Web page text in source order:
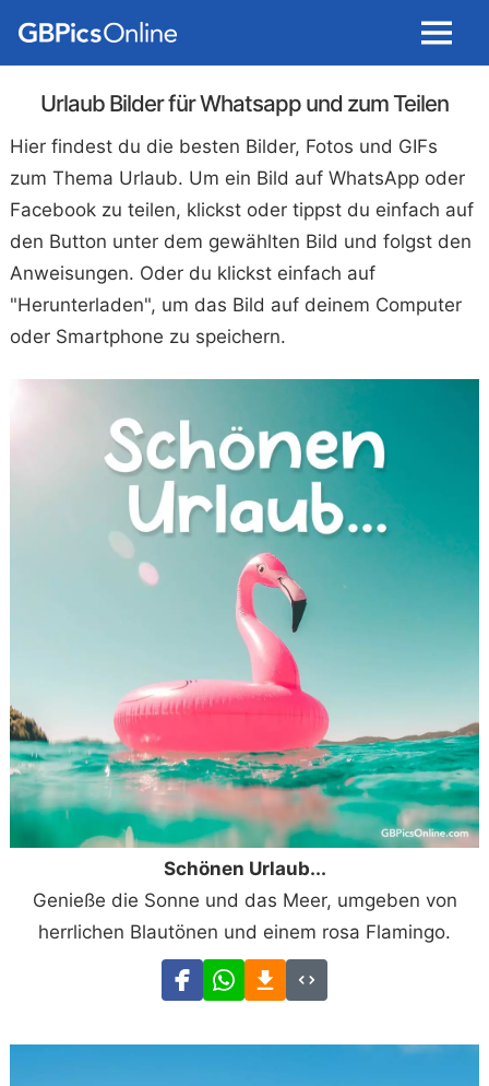
Menu
Urlaub Bilder für Whatsapp und zum Teilen
Hier findest du die besten Bilder, Fotos und GIFs
zum Thema Urlaub. Um ein Bild auf WhatsApp oder
Facebook zu teilen, klickst oder tippst du einfach auf
den Button unter dem gewählten Bild und folgst den
Anweisungen. Oder du klickst einfach auf
"Herunterladen", um das Bild auf deinem Computer
oder Smartphone zu speichern.
Schönen Urlaub...
Genieße die Sonne und das Meer, umgeben von
herrlichen Blautönen und einem rosa Flamingo.